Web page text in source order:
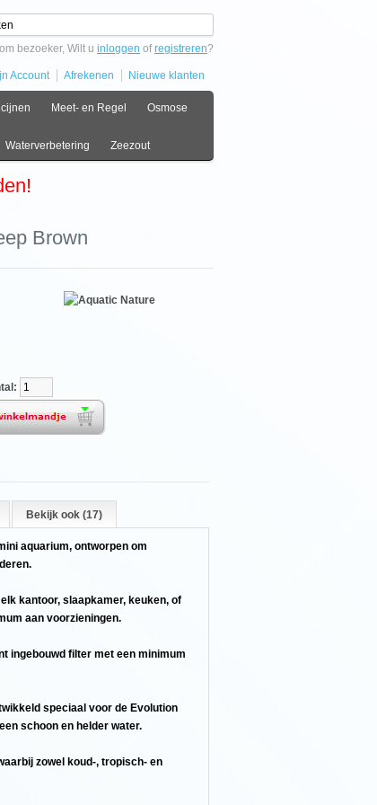
bezoeker, Wilt u inloggen ofregistreren?
Account Afrekenen Nieuwe klanten
Meet- en Regel Osmose
Waterverbetering Zeezout
Brown
Bekijk ook (17)
aquarium, ontworpen om
kantoor, slaapkamer, keuken, of
aan voorzieningen.
ingebouwd filter met een minimum
speciaal voor de Evolution
schoon en helder water.
zowel koud-, tropisch- en